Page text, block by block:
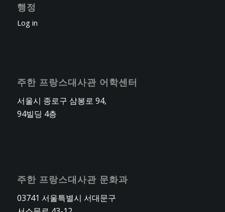
행정
Log in
주한 프랑스대사관 어학센터
서울시 종로구 삼봉로 94,
94빌딩 4층
주한 프랑스대사관 문화과
03741 서울특별시 서대문구